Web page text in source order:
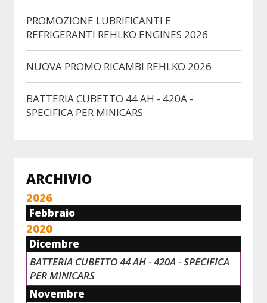
PROMOZIONE LUBRIFICANTI E
REFRIGERANTI REHLKO ENGINES 2026
NUOVA PROMO RICAMBI REHLKO 2026
BATTERIA CUBETTO 44 AH - 420A -
SPECIFICA PER MINICARS
ARCHIVIO
2026
Febbraio
2020
Dicembre
BATTERIA CUBETTO 44 AH - 420A - SPECIFICA
PER MINICARS
Novembre